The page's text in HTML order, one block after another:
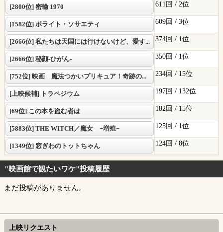
[2800位] 密輸 1970 611回 / 2位
[1582位] ポライト・ソサエティ 609回 / 3位
[2666位] 私たちは天国には行けないけど、愛す... 374回 / 1位
[2666位] 秘顔-ひがん- 350回 / 1位
[752位] 映画 魔法つかいプリキュア！奇跡の... 234回 / 15位
[上映候補] トラペジウム 197回 / 132位
[69位] この本を盗む者は 182回 / 15位
[5883位] THE WITCH／魔女 −増殖− 125回 / 1位
[1349位] 窓ぎわのトットちゃん 124回 / 8位
"映画館で観たいワケ"投稿履歴
まだ投稿がありません。
上映リクエスト